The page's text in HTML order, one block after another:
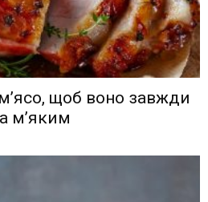
щоб воно завжди
м’яким